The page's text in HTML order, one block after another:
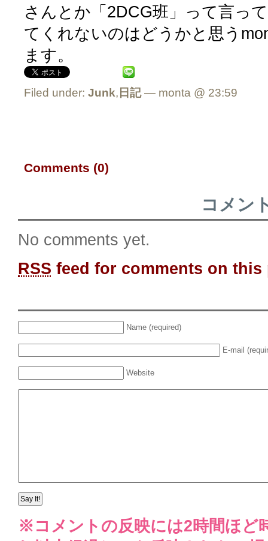
さんとか「2DCG班」って言っ
てくれないのはどうかと思う
ます。
Filed under: Junk, 日記— monta @ 23:59
Comments (0)
コメン
No comments yet.
RSS feed for comments on this
Name (required)
E-mail
Website
※コメントの反映には2時間ほど